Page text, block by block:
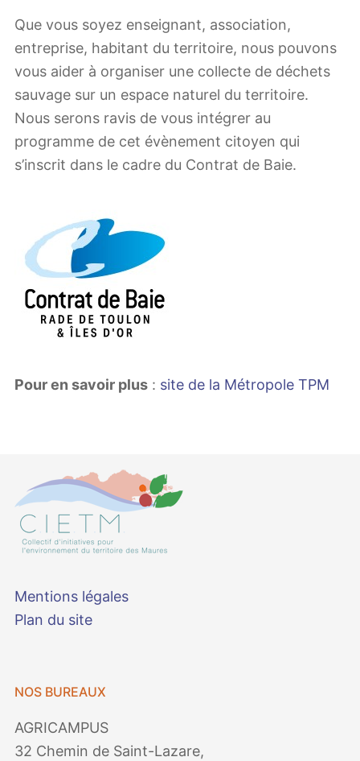
Que vous soyez enseignant, association,
entreprise, habitant du territoire, nous pouvons
vous aider à organiser une collecte de déchets
sauvage sur un espace naturel du territoire.
Nous serons ravis de vous intégrer au
programme de cet évènement citoyen qui
s’inscrit dans le cadre du Contrat de Baie.
Pour en savoir plus : site de la Métropole TPM
Mentions légales
Plan du site
NOS BUREAUX
AGRICAMPUS
32 Chemin de Saint-Lazare,